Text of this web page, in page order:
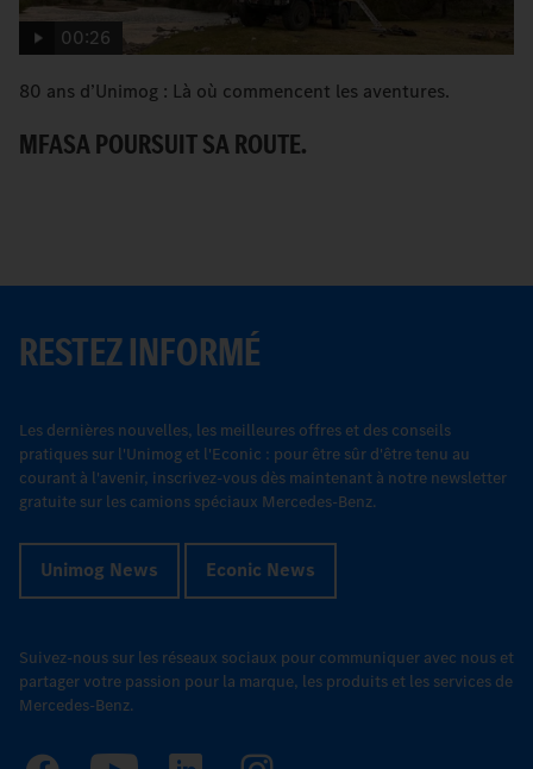
00:26
80 ans d’Unimog : Là où commencent les aventures.
MFASA POURSUIT SA ROUTE.
RESTEZ INFORMÉ
Les dernières nouvelles, les meilleures offres et des conseils
pratiques sur l'Unimog et l'Econic : pour être sûr d'être tenu au
courant à l'avenir, inscrivez-vous dès maintenant à notre newsletter
gratuite sur les camions spéciaux Mercedes-Benz.
Unimog News Econic News
Suivez-nous sur les réseaux sociaux pour communiquer avec nous et
partager votre passion pour la marque, les produits et les services de
Mercedes-Benz.